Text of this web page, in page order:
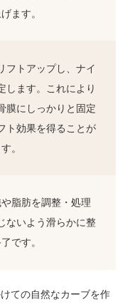
ます。
フトアップし、ナイ
します。これにより
膜にしっかりと固定
ト効果を得ることが
。
脂肪を調整・処理
ないよう滑らかに整
です。
ての自然なカーブを作